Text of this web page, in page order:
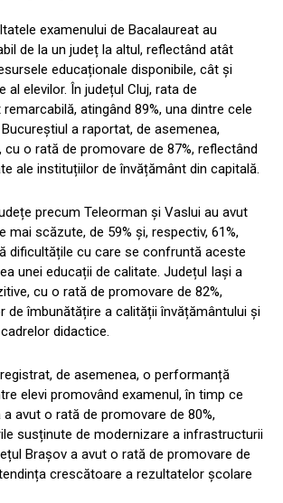
examenului de Bacalaureat au
de la un județ la altul, reflectând atât
educaționale disponibile, cât și
al elevilor. În județul Cluj, rata de
atingând 89%, una dintre cele
a raportat, de asemenea,
o rată de promovare de 87%, reflectând
ale instituțiilor de învățământ din capitală.
precum Teleorman și Vaslui au avut
mai scăzute, de 59% și, respectiv, 61%,
dificultățile cu care se confruntă aceste
unei educații de calitate. Județul Iași a
cu o rată de promovare de 82%,
de îmbunătățire a calității învățământului și
didactice.
de asemenea, o performanță
elevi promovând examenul, în timp ce
avut o rată de promovare de 80%,
susținute de modernizare a infrastructurii
Brașov a avut o rată de promovare de
crescătoare a rezultatelor școlare